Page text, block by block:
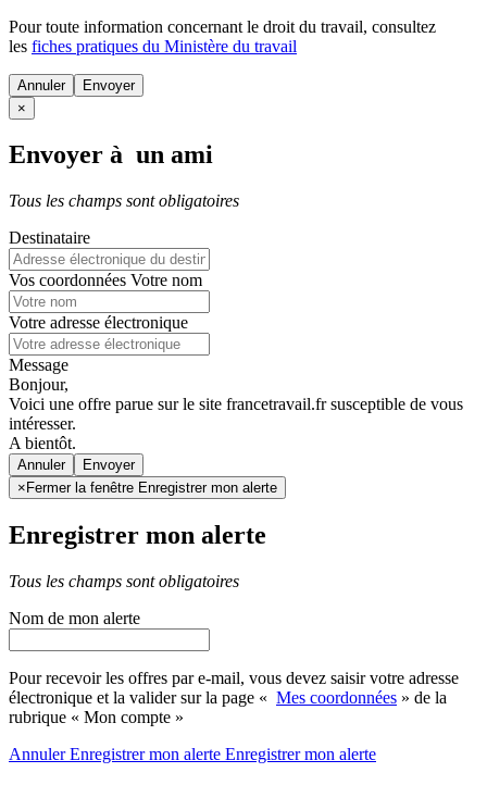
Pour toute information concernant le droit du travail, consultez
les fiches pratiques du Ministère du travail
Annuler
×
Envoyer à un ami
Tous les champs sont obligatoires
Destinataire
Vos coordonnées Votre nom
Votre adresse électronique
Message
Bonjour,
Voici une offre parue sur le site francetravail.fr susceptible de vous
intéresser.
A bientôt.
Annuler
× Fermer la fenêtre Enregistrer mon alerte
Enregistrer mon alerte
Tous les champs sont obligatoires
Nom de mon alerte
Pour recevoir les offres par e-mail, vous devez saisir votre adresse
électronique et la valider sur la page « Mes coordonnées » de la
rubrique « Mon compte »
AnnulerEnregistrer mon alerte Enregistrermon alerte